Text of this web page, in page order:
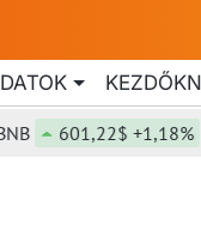
+1,18%